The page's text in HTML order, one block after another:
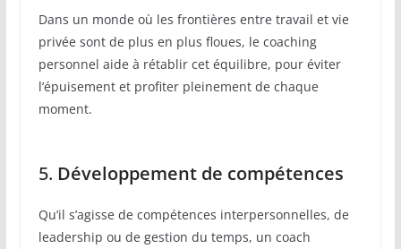
Dans un monde où les frontières entre travail et vie
privée sont de plus en plus floues, le coaching
personnel aide à rétablir cet équilibre, pour éviter
l’épuisement et profiter pleinement de chaque
moment.
5. Développement de compétences
Qu’il s’agisse de compétences interpersonnelles, de
leadership ou de gestion du temps, un coach